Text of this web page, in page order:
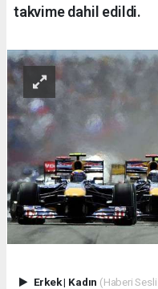
takvime dahil edildi.
Erkek| Kadın (Haberi